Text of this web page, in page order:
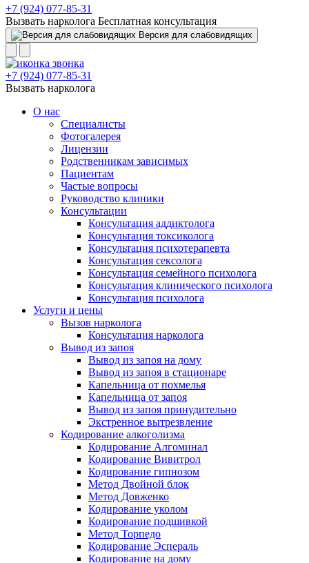
+7 (924) 077-85-31
Вызвать нарколога Бесплатная консультация
Версия для слабовидящих
+7 (924) 077-85-31
Вызвать нарколога
О нас
Специалисты
Фотогалерея
Лицензии
Родственникам зависимых
Пациентам
Частые вопросы
Руководство клиники
Консультации
Консультация аддиктолога
Консультация токсиколога
Консультация психотерапевта
Консультация сексолога
Консультация семейного психолога
Консультация клинического психолога
Консультация психолога
Услуги и цены
Вызов нарколога
Консультация нарколога
Вывод из запоя
Вывод из запоя на дому
Вывод из запоя в стационаре
Капельница от похмелья
Капельница от запоя
Вывод из запоя принудительно
Экстренное вытрезвление
Кодирование алкоголизма
Кодирование Алгоминал
Кодирование Вивитрол
Кодирование гипнозом
Метод Двойной блок
Метод Довженко
Кодирование уколом
Кодирование подшивкой
Метод Торпедо
Кодирование Эспераль
Кодирование на дому